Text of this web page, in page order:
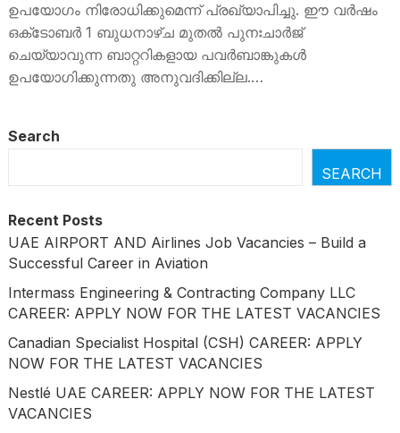
ഉപയോഗം നിരോധിക്കുമെന്ന് പ്രഖ്യാപിച്ചു. ഈ വർഷം
ഒക്‌ടോബർ 1 ബുധനാഴ്‌ച മുതൽ പുനഃചാർജ്
ചെയ്യാവുന്ന ബാറ്ററികളായ പവർബാങ്കുകൾ
ഉപയോഗിക്കുന്നതു അനുവദിക്കില്ല.…
Search
SEARCH
Recent Posts
UAE AIRPORT AND Airlines Job Vacancies – Build a
Successful Career in Aviation
Intermass Engineering & Contracting Company LLC
CAREER: APPLY NOW FOR THE LATEST VACANCIES
Canadian Specialist Hospital (CSH) CAREER: APPLY
NOW FOR THE LATEST VACANCIES
Nestlé UAE CAREER: APPLY NOW FOR THE LATEST
VACANCIES